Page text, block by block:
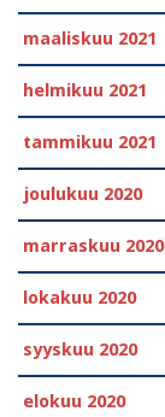
maaliskuu 2021
helmikuu 2021
tammikuu 2021
joulukuu 2020
marraskuu 2020
lokakuu 2020
syyskuu 2020
elokuu 2020